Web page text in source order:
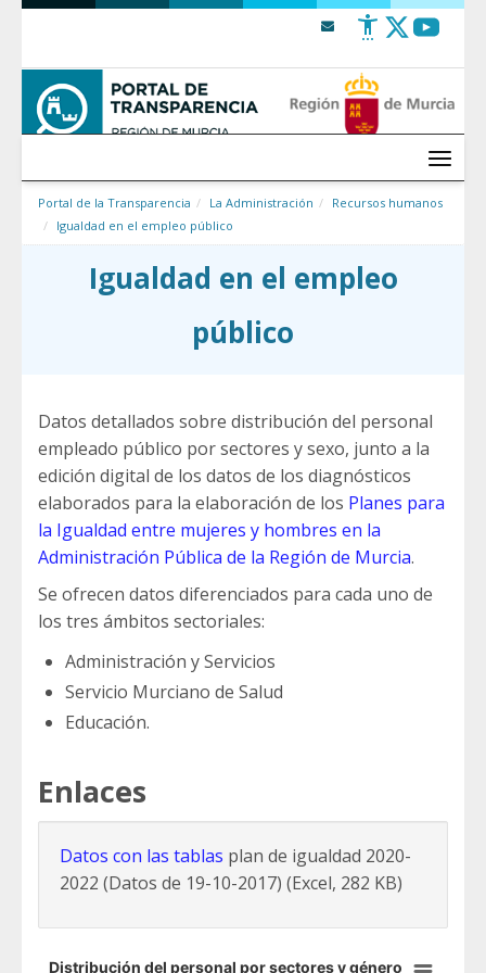
Saltar al contenido
Menú
Portal de la Transparencia La Administración
Recursos humanos
Igualdad en el empleo público
Igualdad en el empleo
público
Datos detallados sobre distribución del personal
empleado público por sectores y sexo, junto a la
edición digital de los datos de los diagnósticos
elaborados para la elaboración de los Planes para
la Igualdad entre mujeres y hombres en la
Administración Pública de la Región de Murcia.
Se ofrecen datos diferenciados para cada uno de
los tres ámbitos sectoriales:
Administración y Servicios
Servicio Murciano de Salud
Educación.
Enlaces
Datos con las tablas plan de igualdad 2020-
2022 (Datos de 19-10-2017) (Excel, 282 KB)
Distribución del personal por sectores y género
Distribución del personal por sectores y género